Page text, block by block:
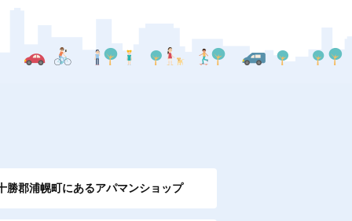
勝郡浦幌町にあるアパマンショップ